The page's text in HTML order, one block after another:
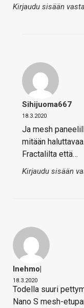
Kirjaudu sisään
Sihijuoma667
18.3.2020
Ja mesh
mitään
Fractalilta että…
Kirjaudu sisään
Inehmo|
18.3.2020
Todella suuri
Nano S mesh-